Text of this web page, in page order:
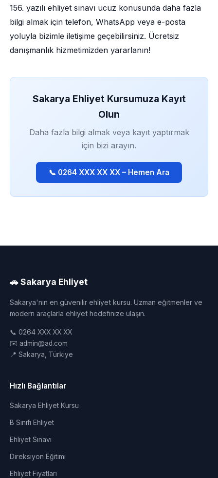
156. yazılı ehliyet sınavı ucuz konusunda daha fazla
bilgi almak için telefon, WhatsApp veya e-posta
yoluyla bizimle iletişime geçebilirsiniz. Ücretsiz
danışmanlık hizmetimizden yararlanın!
Sakarya Ehliyet Kursumuza Kayıt
Olun
Daha fazla bilgi almak veya kayıt yaptırmak
için bizi arayın.
📞 0264 XXX XX XX – Hemen Ara
🚗 Sakarya Ehliyet
Sakarya'nın en güvenilir ehliyet kursu. Uzman eğitmenler ve
modern araçlarla ehliyet hedefinize ulaşın.
📞 0264 XXX XX XX
✉️ admin@ad.com
📍 Sakarya, Türkiye
Hızlı Bağlantılar
Sakarya Ehliyet Kursu
B Sınıfı Ehliyet
Ehliyet Sınavı
Direksiyon Eğitimi
Ehliyet Fiyatları